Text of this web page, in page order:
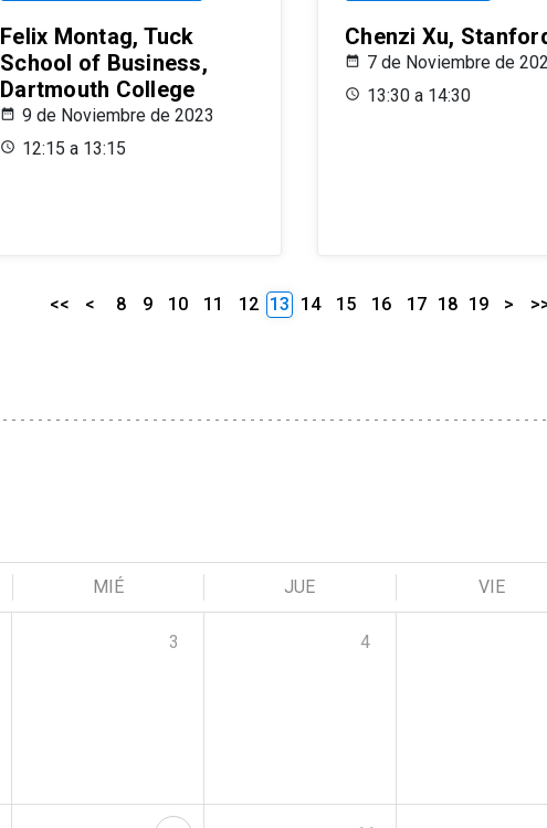
Felix Montag, Tuck
School of Business,
Dartmouth College
9 de Noviembre de 2023
12:15 a 13:15
Chenzi Xu,
7 de Noviembre de
13:30 a 14:30
<< < 8 9 10 11 12 13 14 15 16 17 18 19 >
MIÉ JUE VIE
3 4